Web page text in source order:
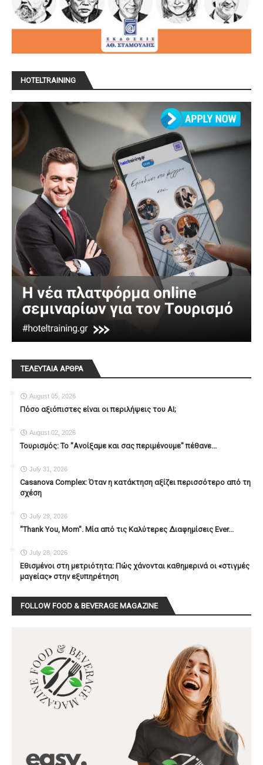
HOTELTRAINING
ΤΕΛΕΥΤΑΙΑ ΑΡΘΡΑ
August 05, 2026
Πόσο αξιόπιστες είναι οι περιλήψεις του ΑΙ;
August 02, 2026
Τουρισμός: Το "Ανοίξαμε και σας περιμένουμε" πέθανε...
July 31, 2026
Casanova Complex: Όταν η κατάκτηση αξίζει περισσότερο από τη
σχέση
July 29, 2026
"Thank You, Mοm". Μία από τις Καλύτερες Διαφημίσεις Ever...
July 28, 2026
Εθισμένοι στη μετριότητα: Πώς χάνονται καθημερινά οι «στιγμές
μαγείας» στην εξυπηρέτηση
FOLLOW FOOD & BEVERAGE MAGAZINE